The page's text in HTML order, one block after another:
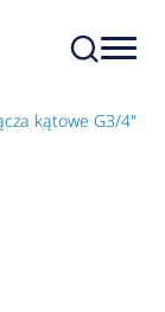
kątowe G3/4"